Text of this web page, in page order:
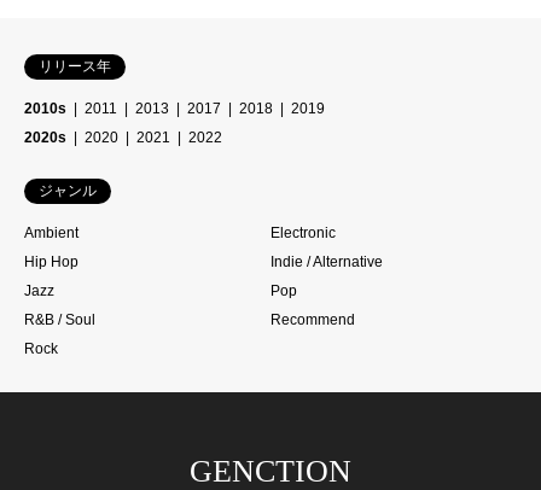
リリース年
2010s 2011 2013 2017 2018
2019
2020s
2020 2021 2022
ジャンル
Ambient
Electronic
Hip Hop
Indie / Alternative
Jazz
Pop
R&B / Soul
Recommend
Rock
GENCTION